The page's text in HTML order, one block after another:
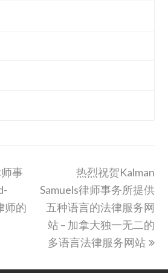
师事
师的
next
post:
热烈祝贺Kalman
Samuels律师事务所提供
五种语言的法律服务网
站 – 加拿大独一无二的
多语言法律服务网站